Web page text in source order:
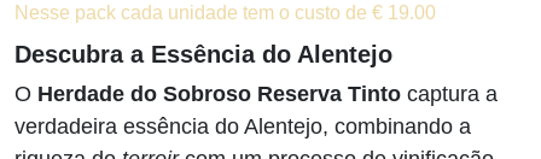
Nesse pack cada unidade tem o custo de € 19.00
Descubra a Essência do Alentejo
O Herdade do Sobroso Reserva Tinto captura a
verdadeira essência do Alentejo, combinando a